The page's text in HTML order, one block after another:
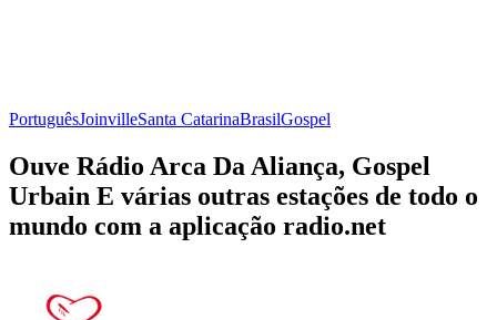
PortuguêsJoinvilleSanta CatarinaBrasilGospel
Ouve Rádio Arca Da Aliança, Gospel
Urbain E várias outras estações de todo o
mundo com a aplicação radio.net